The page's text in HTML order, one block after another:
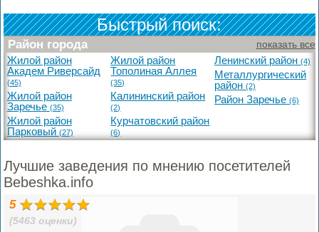
Быстрый поиск:
Район города показать все
Жилой район
Академ Риверсайд
(45)
Жилой район
Заречье (35)
Жилой район
Парковый (27)
Жилой район
Тополиная Аллея
(35)
Калининский район
(2)
Курчатовский район
(6)
Ленинский район(4)
Металлургический
район(2)
Район Заречье(6)
Лучшие заведения по мнению посетителей
Bebeshka.info
5
(5463 оценки)